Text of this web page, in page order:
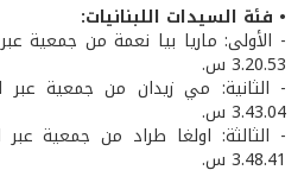
• فئة السيدات اللبنانيات:
- الأولى: ماريا بيا نعمة من جمعية
3.20.53 س.
- الثانية: مي زيدان من جمعية عبر
3.43.04 س.
- الثالثة: اولغا طراد من جمعية
3.48.41 س.